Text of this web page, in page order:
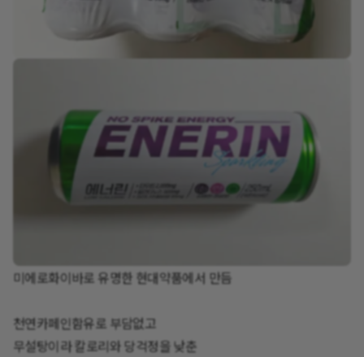
미에로화이바로 유명한 현대약품에서 만듬
천연카페인함유로 부담없고
무설탕이라 칼로리와 당걱정을 낮춘